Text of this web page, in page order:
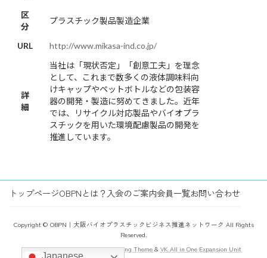
区
分
プラスチック製品製造企業
URL http://www.mikasa-ind.co.jp/
詳
細
当社は「現状否定」「創意工夫」を理念
として、これまで数多くの液体調味料向
けキャップやペットボトルなどの包装容
器の開発・製造に努めてきました。近年
では、リサイクル対応製品やバイオプラ
スチックを用いた環境配慮製品の開発を
推進しています。
トップページOBPNとは？ 入会のご案内会員一覧お問い合わせ
Copyright © OBPN｜大阪バイオプラスチックビジネス推進ネットワーク All Rights
Reserved.
Powered byWordPresswithLightning Theme & VK All in One Expansion Unit